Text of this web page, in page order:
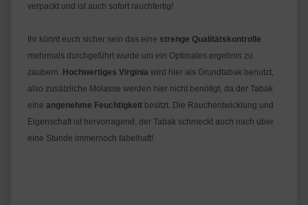
verpackt und ist auch sofort rauchfertig!
Ihr könnt euch sicher sein das eine strenge Qualitätskontrolle
mehrmals durchgeführt wurde um ein Optimales ergebnis zu
zaubern. Hochwertiges Virginia wird hier als Grundtabak benutzt,
also zusätzliche Molasse werden hier nicht benötigt, da der Tabak
eine angenehme Feuchtigkeit besitzt. Die Rauchentwicklung und
Eigenschaft ist hervorragend, der Tabak schmeckt auch nach über
eine Stunde immernoch fabelhaft!